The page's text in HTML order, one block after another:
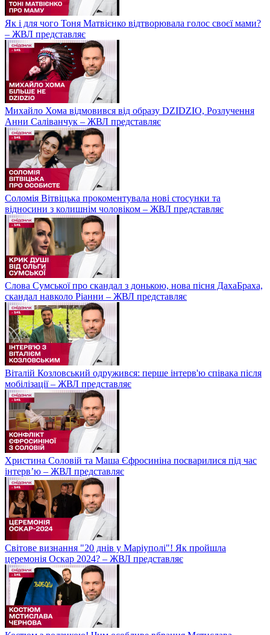
Як і для чого Тоня Матвієнко відтворювала голос своєї мами?
– ЖВЛ представляє
Михайло Хома відмовився від образу DZIDZIO, Розлучення
Анни Саліванчук – ЖВЛ представляє
Соломія Вітвіцька прокоментувала нові стосунки та
відносини з колишнім чоловіком – ЖВЛ представляє
Слова Сумської про скандал з донькою, нова пісня ДахаБраха,
скандал навколо Ріанни – ЖВЛ представляє
Віталій Козловський одружився: перше інтерв'ю співака після
мобілізації – ЖВЛ представляє
Христина Соловій та Маша Єфросиніна посварилися під час
інтерв’ю – ЖВЛ представляє
Світове визнання "20 днів у Маріуполі"! Як пройшла
церемонія Оскар 2024? – ЖВЛ представляє